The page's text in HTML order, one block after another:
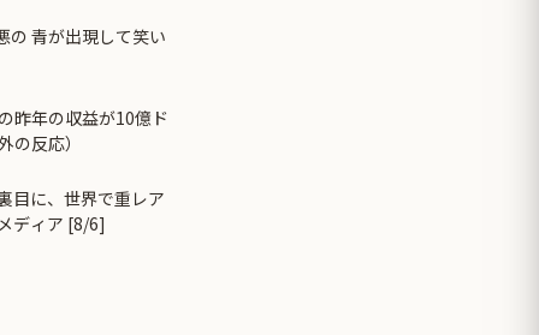
の 青が出現して笑い
昨年の収益が10億ド
の反応）
目に、世界で重レア
ディア [8/6]